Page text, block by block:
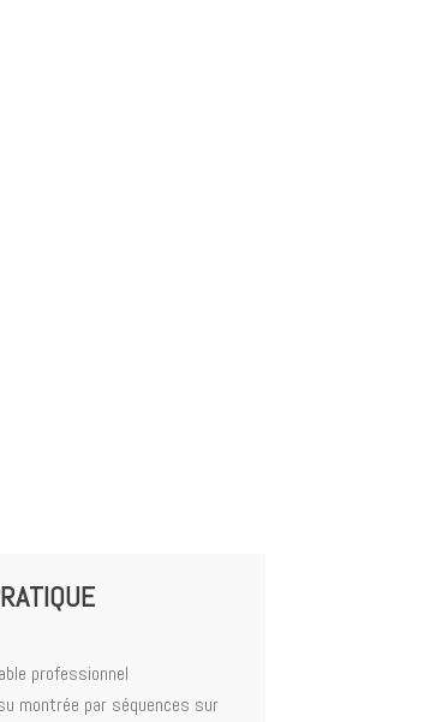
professionnel
montrée par séquences sur